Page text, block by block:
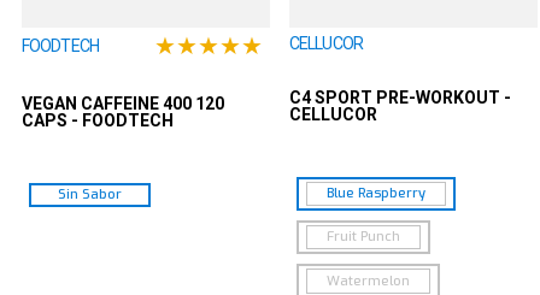
FOODTECH ★★★★★
VEGAN CAFFEINE 400 120
CAPS - FOODTECH
Sin Sabor
CELLUCOR
C4 SPORT PRE-WORKOUT -
CELLUCOR
Blue Raspberry
Fruit Punch
Watermelon